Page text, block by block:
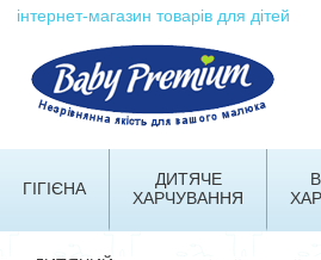
інтернет-магазин товарів для дітей
ГІГІЄНА
ДИТЯЧЕ
ХАРЧУВАННЯ